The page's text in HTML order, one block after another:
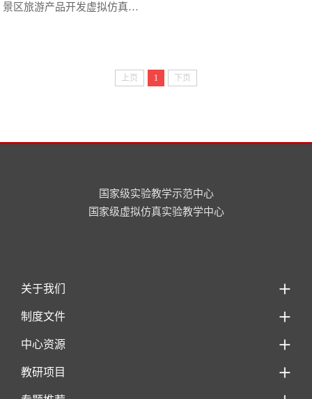
景区旅游产品开发虚拟仿真实验教学引导
上页 1 下页
国家级实验教学示范中心
国家级虚拟仿真实验教学中心
关于我们
制度文件
中心资源
教研项目